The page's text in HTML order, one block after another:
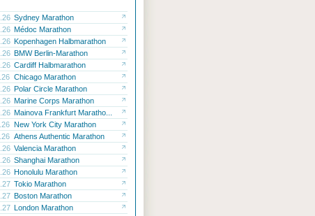
Sydney Marathon
Médoc Marathon
Kopenhagen Halbmarathon
BMW Berlin-Marathon
Cardiff Halbmarathon
Chicago Marathon
Polar Circle Marathon
Marine Corps Marathon
Mainova Frankfurt Maratho...
New York City Marathon
Athens Authentic Marathon
Valencia Marathon
Shanghai Marathon
Honolulu Marathon
Tokio Marathon
Boston Marathon
London Marathon